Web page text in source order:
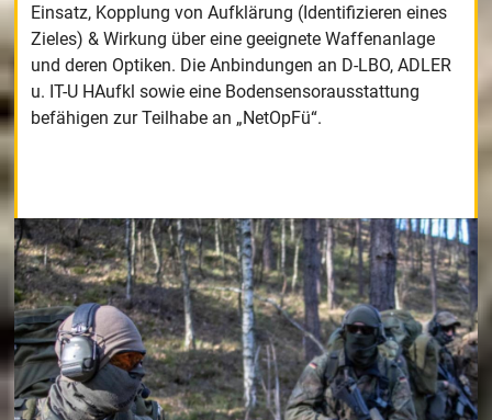
Einsatz, Kopplung von Aufklärung (Identifizieren eines
Zieles) & Wirkung über eine geeignete Waffenanlage
und deren Optiken. Die Anbindungen an D-LBO, ADLER
u. IT-U HAufkl sowie eine Bodensensorausstattung
befähigen zur Teilhabe an „NetOpFü“.